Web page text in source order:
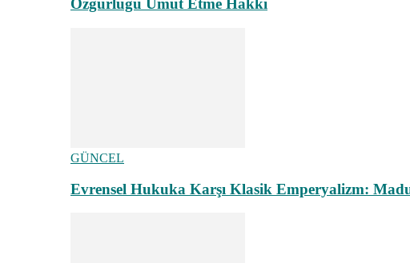
Özgürlüğü Umut Etme Hakkı
GÜNCEL
Evrensel Hukuka Karşı Klasik Emperyalizm: